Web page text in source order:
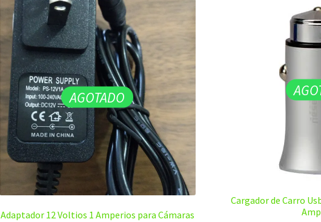
AGOTADO
Adaptador 12 Voltios 1 Amperios para Cámaras
Cargador de Carro